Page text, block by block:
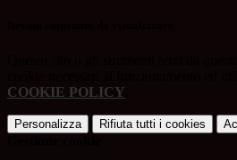
COOKIE POLICY
Personalizza Rifiuta tutti i cookies